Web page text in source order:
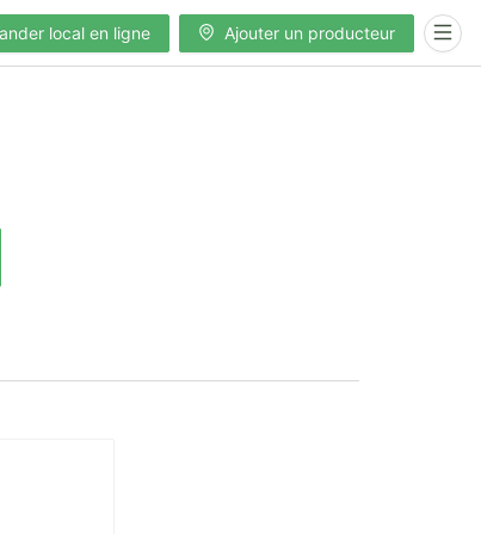
local en ligne Ajouter un producteur